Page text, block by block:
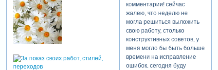
комментарии! сейчас
жалею, что неделю не
могла решиться выложить
свою работу, столько
конструктивных советов, у
меня могло бы быть больше
времени на исправление
ошибок. сегодня буду